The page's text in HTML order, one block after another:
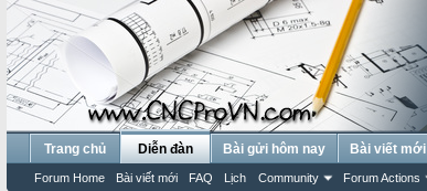
Trang chủ Diễn đàn
Forum Home Bài viết mới FAQ Lịch Community Forum Actions
Bài gửi hôm nay Bài viết mới